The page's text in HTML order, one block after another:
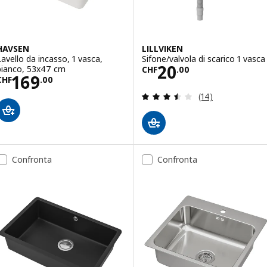
da incasso, 1 vasca,
53x47 cm
169.00CHF 169.00
LILLVIKEN
Sifone/valvola di scarico 1 vasca
CHF20.00
Prezzo CHF
Recensione:
(14)
Confronta Confronta